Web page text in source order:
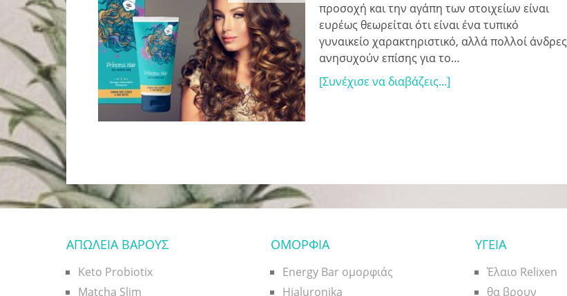
προσοχή και την αγάπη των στοιχείων είναι
ευρέως θεωρείται ότι είναι ένα τυπικό
γυναικείο χαρακτηριστικό, αλλά πολλοί άνδρες
ανησυχούν επίσης για το…
[Συνέχισε να διαβάζεις...]
ΑΠΩΛΕΙΑ ΒΑΡΟΥΣ
Keto Probiotix
Matcha Slim
ΟΜΟΡΦΙΑ
Energy Bar ομορφιάς
Hialuronika
ΥΓΕΙΑ
Έλαιο Relixen
θα βρουν